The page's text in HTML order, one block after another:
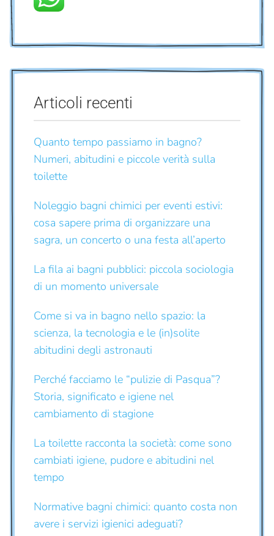
Articoli recenti
Quanto tempo passiamo in bagno?
Numeri, abitudini e piccole verità sulla
toilette
Noleggio bagni chimici per eventi estivi:
cosa sapere prima di organizzare una
sagra, un concerto o una festa all’aperto
La fila ai bagni pubblici: piccola sociologia
di un momento universale
Come si va in bagno nello spazio: la
scienza, la tecnologia e le (in)solite
abitudini degli astronauti
Perché facciamo le “pulizie di Pasqua”?
Storia, significato e igiene nel
cambiamento di stagione
La toilette racconta la società: come sono
cambiati igiene, pudore e abitudini nel
tempo
Normative bagni chimici: quanto costa non
avere i servizi igienici adeguati?